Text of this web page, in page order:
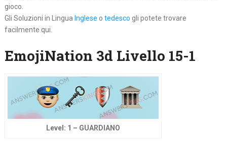
gioco.
Gli Soluzioni in Lingua Inglese o tedesco gli potete trovare
facilmente qui.
EmojiNation 3d Livello 15-1
Level: 1 – GUARDIANO